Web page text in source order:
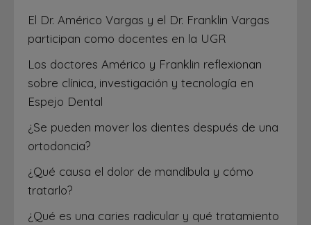
El Dr. Américo Vargas y el Dr. Franklin Vargas
participan como docentes en la UGR
Los doctores Américo y Franklin reflexionan
sobre clínica, investigación y tecnología en
Espejo Dental
¿Se pueden mover los dientes después de una
ortodoncia?
¿Qué causa el dolor de mandíbula y cómo
tratarlo?
¿Qué es una caries radicular y qué tratamiento